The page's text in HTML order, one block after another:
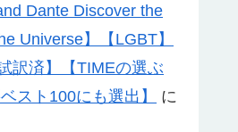
Dante Discover the
Universe】【LGBT】
訳済】【TIMEの選ぶ
スト100にも選出】
に